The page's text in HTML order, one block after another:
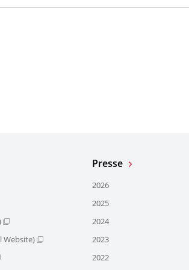
Website)
Presse
2026
2025
2024
2023
2022